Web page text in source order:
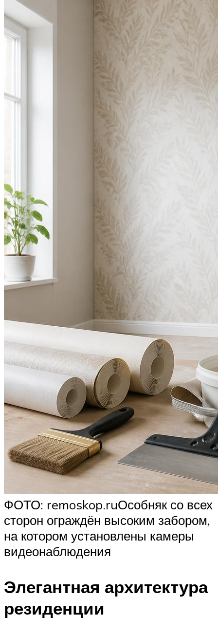
ФОТО: remoskop.ruОсобняк со всех
сторон ограждён высоким забором,
на котором установлены камеры
видеонаблюдения
Элегантная архитектура
резиденции